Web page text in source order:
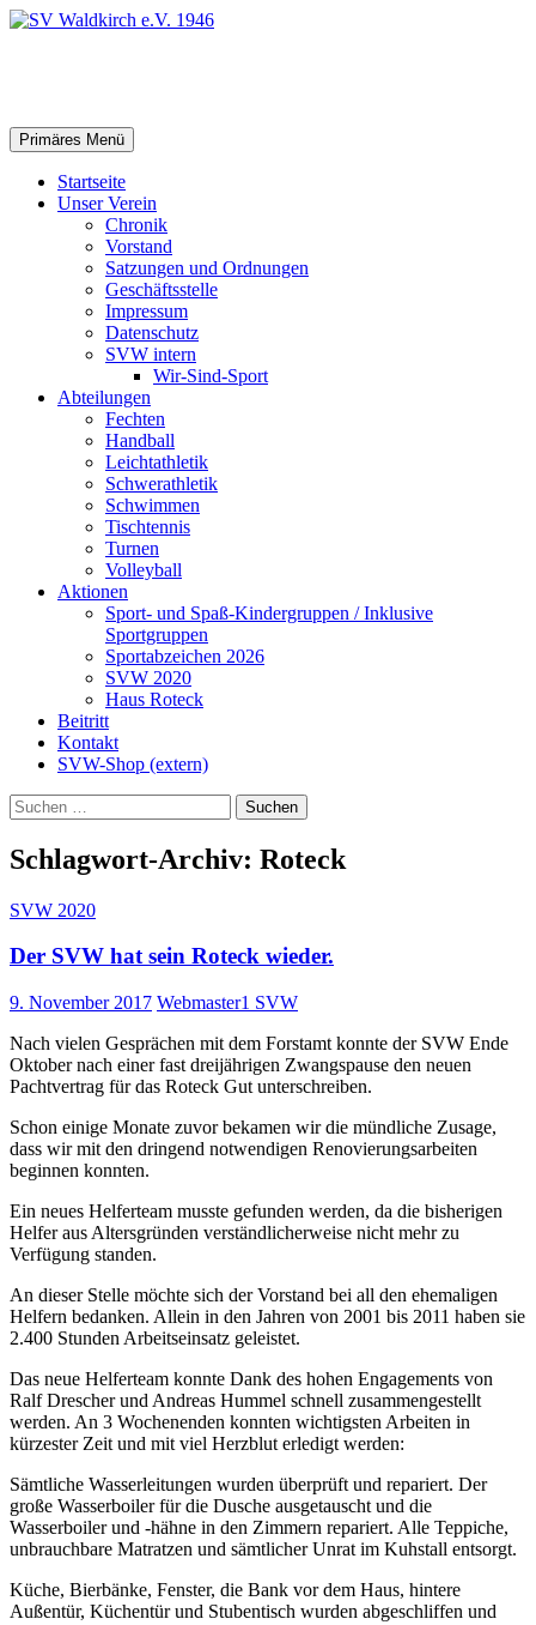
Zum
Suchen
Primäres Menü
Startseite
Unser Verein
Chronik
Vorstand
Satzungen und Ordnungen
Geschäftsstelle
Impressum
Datenschutz
SVW intern
Wir-Sind-Sport
Abteilungen
Fechten
Handball
Leichtathletik
Schwerathletik
Schwimmen
Tischtennis
Turnen
Volleyball
Aktionen
Sport- und Spaß-Kindergruppen / Inklusive
Sportgruppen
Sportabzeichen 2026
SVW 2020
Haus Roteck
Beitritt
Kontakt
SVW-Shop (extern)
Suchen
nach:
Schlagwort-Archiv: Roteck
SVW 2020
Der SVW hat sein Roteck wieder.
9. November 2017 Webmaster1 SVW
Nach vielen Gesprächen mit dem Forstamt konnte der SVW Ende
Oktober nach einer fast dreijährigen Zwangspause den neuen
Pachtvertrag für das Roteck Gut unterschreiben.
Schon einige Monate zuvor bekamen wir die mündliche Zusage,
dass wir mit den dringend notwendigen Renovierungsarbeiten
beginnen konnten.
Ein neues Helferteam musste gefunden werden, da die bisherigen
Helfer aus Altersgründen verständlicherweise nicht mehr zu
Verfügung standen.
An dieser Stelle möchte sich der Vorstand bei all den ehemaligen
Helfern bedanken. Allein in den Jahren von 2001 bis 2011 haben sie
2.400 Stunden Arbeitseinsatz geleistet.
Das neue Helferteam konnte Dank des hohen Engagements von
Ralf Drescher und Andreas Hummel schnell zusammengestellt
werden. An 3 Wochenenden konnten wichtigsten Arbeiten in
kürzester Zeit und mit viel Herzblut erledigt werden:
Sämtliche Wasserleitungen wurden überprüft und repariert. Der
große Wasserboiler für die Dusche ausgetauscht und die
Wasserboiler und -hähne in den Zimmern repariert. Alle Teppiche,
unbrauchbare Matratzen und sämtlicher Unrat im Kuhstall entsorgt.
Küche, Bierbänke, Fenster, die Bank vor dem Haus, hintere
Außentür, Küchentür und Stubentisch wurden abgeschliffen und